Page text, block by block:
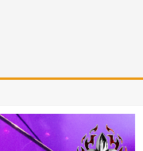
La Tragédie sort de la nouvelle musique
Les danseurs étoiles parasitent ton ciel